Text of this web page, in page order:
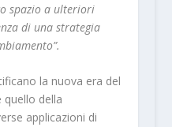
spazio a ulteriori
di una strategia
la nuova era del
quello della
applicazioni di